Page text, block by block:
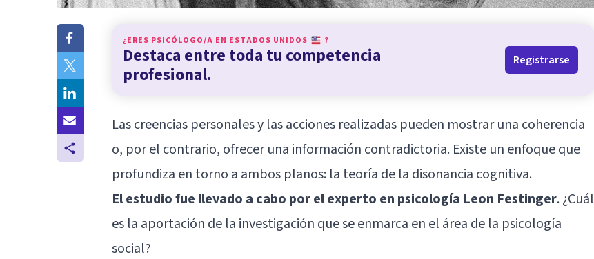
¿ERES PSICÓLOGO/A EN ESTADOS UNIDOS ?
Destaca entre toda tu competencia
profesional.
Registrarse
Las creencias personales y las acciones realizadas pueden mostrar una coherencia
o, por el contrario, ofrecer una información contradictoria. Existe un enfoque que
profundiza en torno a ambos planos: la teoría de la disonancia cognitiva.
El estudio fue llevado a cabo por el experto en psicología Leon Festinger. ¿Cuál
es la aportación de la investigación que se enmarca en el área de la psicología
social?